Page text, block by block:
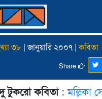
৩৮ | জানুয়ারি ২০০৭ |কবিতা
Share
টুকরো কবিতা:মল্লিকা